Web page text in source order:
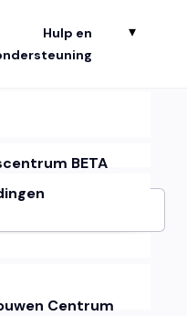
Hulp en
BETA
Centrum